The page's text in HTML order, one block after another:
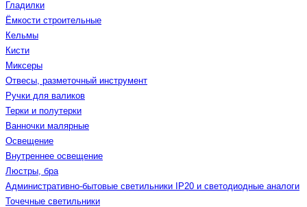
Гладилки
Ёмкости строительные
Кельмы
Кисти
Миксеры
Отвесы, разметочный инструмент
Ручки для валиков
Терки и полутерки
Ванночки малярные
Освещение
Внутреннее освещение
Люстры, бра
Административно-бытовые светильники IP20 и светодиодные аналоги
Точечные светильники